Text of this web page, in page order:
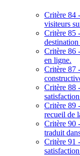
Critère 84
visiteurs
Critère 85
Critère 86
en ligne.
Critère 87
Critère 88
Critère 89
recueil de
Critère 90
traduit
Critère 91